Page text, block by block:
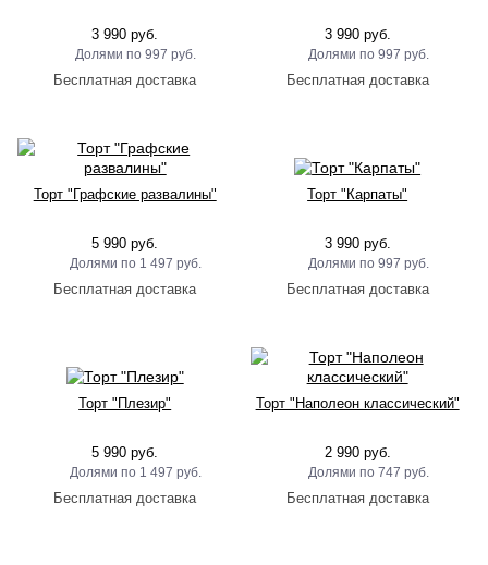
3 990 руб.
997 руб.
3 990 руб.
997 руб.
Торт "Графские развалины"
5 990 руб.
1 497 руб.
Торт "Карпаты"
3 990 руб.
997 руб.
Торт "Плезир"
5 990 руб.
1 497 руб.
Торт "Наполеон классический"
2 990 руб.
747 руб.